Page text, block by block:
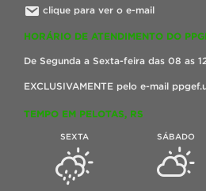
clique para ver o e-mail
HORÁRIO DE ATENDIMENTO DO
De Segunda a Sexta-feira das 08 as
EXCLUSIVAMENTE pelo e-mail
TEMPO EM PELOTAS, RS
SEXTA SÁBADO